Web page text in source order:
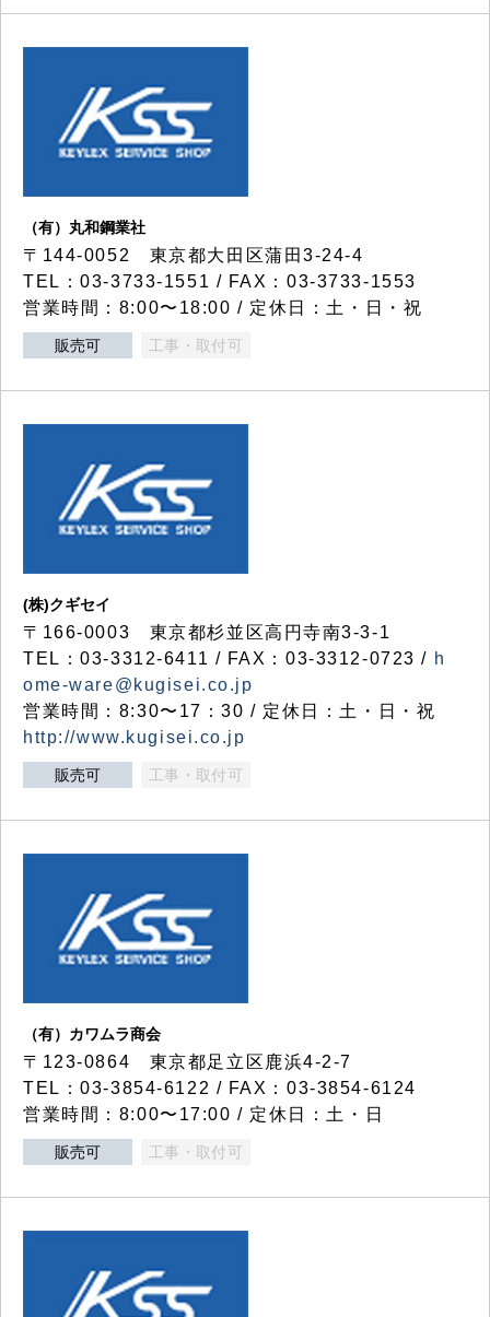
（有）丸和鋼業社
〒144-0052 東京都大田区蒲田3-24-4
TEL：03-3733-1551 / FAX：03-3733-1553
営業時間：8:00〜18:00 / 定休日：土・日・祝
販売可 工事・取付可
(株)クギセイ
〒166-0003 東京都杉並区高円寺南3-3-1
TEL：03-3312-6411 / FAX：03-3312-0723 / h
ome-ware@kugisei.co.jp
営業時間：8:30〜17：30 / 定休日：土・日・祝
http://www.kugisei.co.jp
販売可 工事・取付可
（有）カワムラ商会
〒123-0864 東京都足立区鹿浜4-2-7
TEL：03-3854-6122 / FAX：03-3854-6124
営業時間：8:00〜17:00 / 定休日：土・日
販売可 工事・取付可